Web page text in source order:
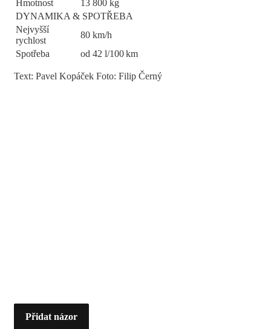
Hmotnost
13 800 kg
DYNAMIKA & SPOTŘEBA
Nejvyšší
rychlost
80 km/h
Spotřeba
od 42 l/100 km
Text: Pavel Kopáček Foto: Filip Černý
Přidat názor